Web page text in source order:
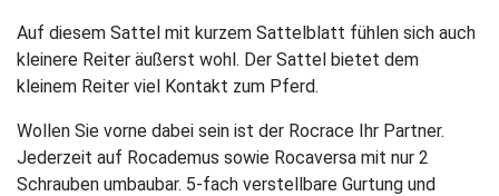
Auf diesem Sattel mit kurzem Sattelblatt fühlen sich auch
kleinere Reiter äußerst wohl. Der Sattel bietet dem
kleinem Reiter viel Kontakt zum Pferd.
Wollen Sie vorne dabei sein ist der Rocrace Ihr Partner.
Jederzeit auf Rocademus sowie Rocaversa mit nur 2
Schrauben umbaubar. 5-fach verstellbare Gurtung und